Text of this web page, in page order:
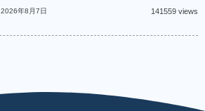
2026年8月7日 141559 views